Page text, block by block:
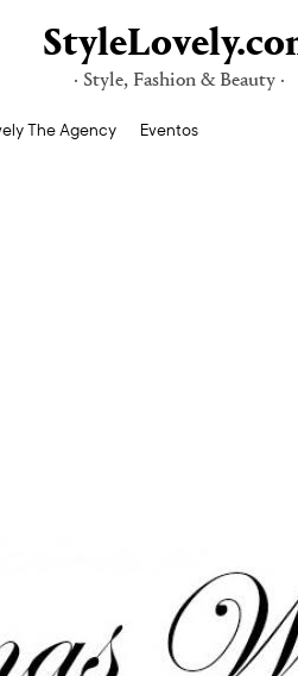
· Style, Fashion & Beauty ·
The Agency Eventos